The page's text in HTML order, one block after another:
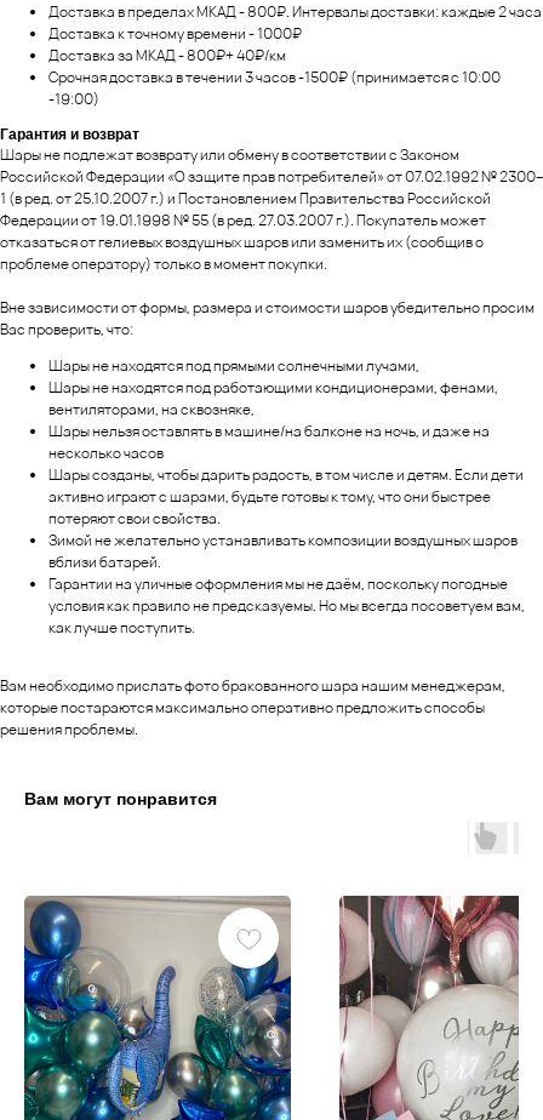
Доставка в пределах МКАД - 800₽. Интервалы доставки: каждые 2 часа
Доставка к точному времени - 1000₽
Доставка за МКАД - 800₽+ 40₽/км
Срочная доставка в течении 3 часов -1500₽ (принимается с 10:00
-19:00)
Гарантия и возврат
Шары не подлежат возврату или обмену в соответствии с Законом
Российской Федерации «О защите прав потребителей» от 07.02.1992 № 2300–
1 (в ред. от 25.10.2007 г.) и Постановлением Правительства Российской
Федерации от 19.01.1998 № 55 (в ред. 27.03.2007 г.). Покупатель может
отказаться от гелиевых воздушных шаров или заменить их (сообщив о
проблеме оператору) только в момент покупки.
Вне зависимости от формы, размера и стоимости шаров убедительно просим
Вас проверить, что:
Шары не находятся под прямыми солнечными лучами,
Шары не находятся под работающими кондиционерами, фенами,
вентиляторами, на сквозняке,
Шары нельзя оставлять в машине/на балконе на ночь, и даже на
несколько часов
Шары созданы, чтобы дарить радость, в том числе и детям. Если дети
активно играют с шарами, будьте готовы к тому, что они быстрее
потеряют свои свойства.
Зимой не желательно устанавливать композиции воздушных шаров
вблизи батарей.
Гарантии на уличные оформления мы не даём, поскольку погодные
условия как правило не предсказуемы. Но мы всегда посоветуем вам,
как лучше поступить.
Вам необходимо прислать фото бракованного шара нашим менеджерам,
которые постараются максимально оперативно предложить способы
решения проблемы.
Вам могут понравится